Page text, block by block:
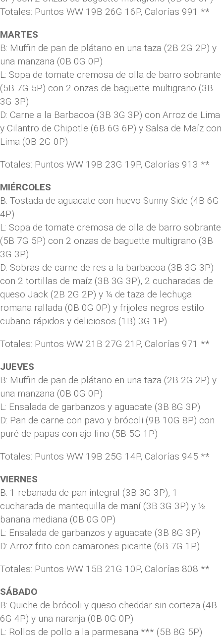
Totales: Puntos WW 19B 26G 16P, Calorías 991 **
MARTES
B: Muffin de pan de plátano en una taza (2B 2G 2P) y
una manzana (0B 0G 0P)
L: Sopa de tomate cremosa de olla de barro sobrante
(5B 7G 5P) con 2 onzas de baguette multigrano (3B
3G 3P)
D: Carne a la Barbacoa (3B 3G 3P) con Arroz de Lima
y Cilantro de Chipotle (6B 6G 6P) y Salsa de Maíz con
Lima (0B 2G 0P)
Totales: Puntos WW 19B 23G 19P, Calorías 913 **
MIÉRCOLES
B: Tostada de aguacate con huevo Sunny Side (4B 6G
4P)
L: Sopa de tomate cremosa de olla de barro sobrante
(5B 7G 5P) con 2 onzas de baguette multigrano (3B
3G 3P)
D: Sobras de carne de res a la barbacoa (3B 3G 3P)
con 2 tortillas de maíz (3B 3G 3P), 2 cucharadas de
queso Jack (2B 2G 2P) y ¼ de taza de lechuga
romana rallada (0B 0G 0P) y frijoles negros estilo
cubano rápidos y deliciosos (1B) 3G 1P)
Totales: Puntos WW 21B 27G 21P, Calorías 971 **
JUEVES
B: Muffin de pan de plátano en una taza (2B 2G 2P) y
una manzana (0B 0G 0P)
L: Ensalada de garbanzos y aguacate (3B 8G 3P)
D: Pan de carne con pavo y brócoli (9B 10G 8P) con
puré de papas con ajo fino (5B 5G 1P)
Totales: Puntos WW 19B 25G 14P, Calorías 945 **
VIERNES
B: 1 rebanada de pan integral (3B 3G 3P), 1
cucharada de mantequilla de maní (3B 3G 3P) y ½
banana mediana (0B 0G 0P)
L: Ensalada de garbanzos y aguacate (3B 8G 3P)
D: Arroz frito con camarones picante (6B 7G 1P)
Totales: Puntos WW 15B 21G 10P, Calorías 808 **
SÁBADO
B: Quiche de brócoli y queso cheddar sin corteza (4B
6G 4P) y una naranja (0B 0G 0P)
L: Rollos de pollo a la parmesana *** (5B 8G 5P)